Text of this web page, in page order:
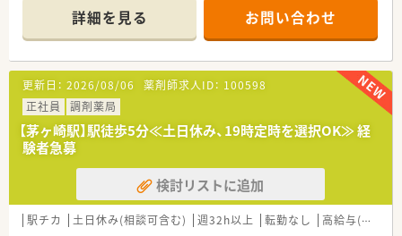
しています。
■薬剤師は常勤2名体制で、チームワークを大切にしながら業務
にあたっています。
【想定される業務内容】
■小児科の外来調剤がメインですが、在宅（居宅・施設）にも対応
します。
■ホスピス施設（54床）の在宅業務も担当出来ます。
■ドミナント展開のため、近隣店舗へのヘルプや掛け持ち勤務の
可能性があります。
【職場環境と雰囲気】
■元は一般家屋をリニューアルした店舗で、コンパクトながらも
綺麗な内観です。
詳細を見る お問い合わせ
更新日： 2026/08/06 薬剤師求人ID： 100598
正社員
調剤薬局
【茅ヶ崎駅】駅徒歩5分≪土日休み、19時定時を選択OK≫ 経
験者急募
検討リストに追加
駅チカ 土日休み(相談可含む) 週32h以上 転勤なし 高給与(600万円以上)